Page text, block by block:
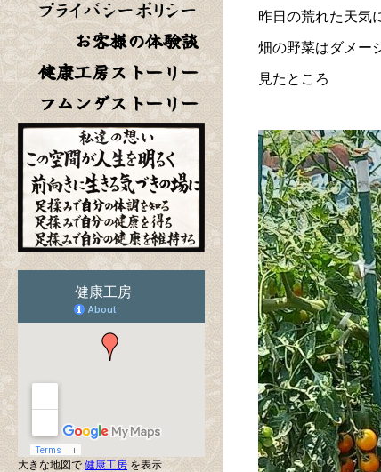
お客様の体験談
健康工房ストーリー
フムンダストーリー
大きな地図で 健康工房 を表示
昨日の荒れた天気
畑の野菜はダメー
見たところ